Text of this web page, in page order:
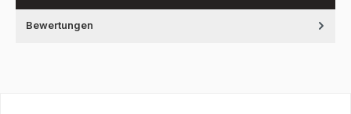
Bewertungen